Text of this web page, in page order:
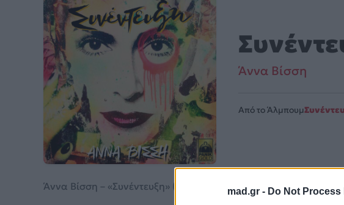
mad.gr - Do Not
Άννα Βίσση
Από το Άλμπουμ
Άννα Βίσση – «Συνέντευξη» (2015). Μουσικά κινείται στο ύφος